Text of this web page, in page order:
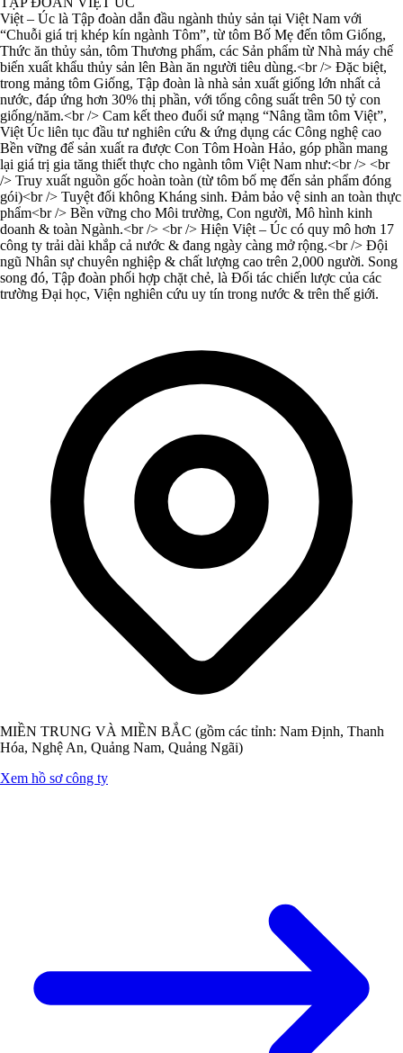
Việt – Úc là Tập đoàn dẫn đầu ngành thủy sản tại Việt Nam với
“Chuỗi giá trị khép kín ngành Tôm”, từ tôm Bố Mẹ đến tôm Giống,
Thức ăn thủy sản, tôm Thương phẩm, các Sản phẩm từ Nhà máy chế
biến xuất khẩu thủy sản lên Bàn ăn người tiêu dùng.<br /> Đặc biệt,
trong mảng tôm Giống, Tập đoàn là nhà sản xuất giống lớn nhất cả
nước, đáp ứng hơn 30% thị phần, với tổng công suất trên 50 tỷ con
giống/năm.<br /> Cam kết theo đuổi sứ mạng “Nâng tầm tôm Việt”,
Việt Úc liên tục đầu tư nghiên cứu & ứng dụng các Công nghệ cao
Bền vững để sản xuất ra được Con Tôm Hoàn Hảo, góp phần mang
lại giá trị gia tăng thiết thực cho ngành tôm Việt Nam như:<br /> <br
/> Truy xuất nguồn gốc hoàn toàn (từ tôm bố mẹ đến sản phẩm đóng
gói)<br /> Tuyệt đối không Kháng sinh. Đảm bảo vệ sinh an toàn thực
phẩm<br /> Bền vững cho Môi trường, Con người, Mô hình kinh
doanh & toàn Ngành.<br /> <br /> Hiện Việt – Úc có quy mô hơn 17
công ty trải dài khắp cả nước & đang ngày càng mở rộng.<br /> Đội
ngũ Nhân sự chuyên nghiệp & chất lượng cao trên 2,000 người. Song
song đó, Tập đoàn phối hợp chặt chẻ, là Đối tác chiến lược của các
trường Đại học, Viện nghiên cứu uy tín trong nước & trên thế giới.
MIỀN TRUNG VÀ MIỀN BẮC (gồm các tỉnh: Nam Định, Thanh
Hóa, Nghệ An, Quảng Nam, Quảng Ngãi)
Xem hồ sơ công ty